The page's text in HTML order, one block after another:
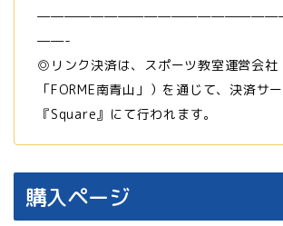
——-
◎リンク決済は、スポーツ教室運営会社
「FORME南青山」）を通じて、決済サ
『Square』にて行われます。
購入ページ